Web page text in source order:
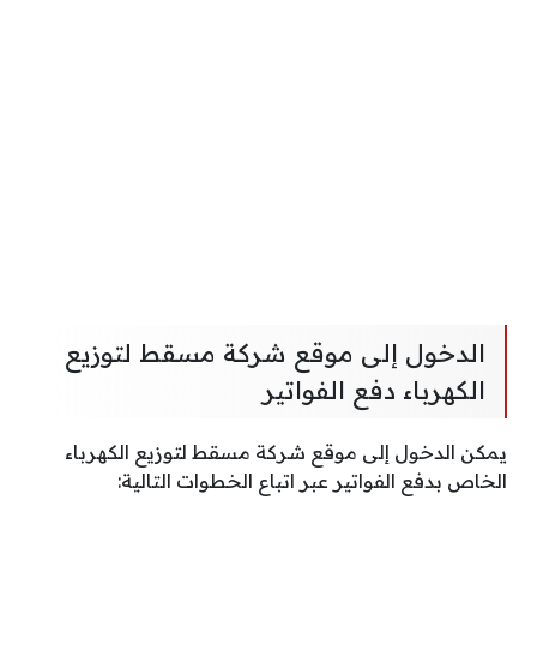
الدخول إلى موقع شركة مسقط لتوزيع
الكهرباء دفع الفواتير
يمكن الدخول إلى موقع شركة مسقط لتوزيع الكهرباء
الخاص بدفع الفواتير عبر اتباع الخطوات التالية: